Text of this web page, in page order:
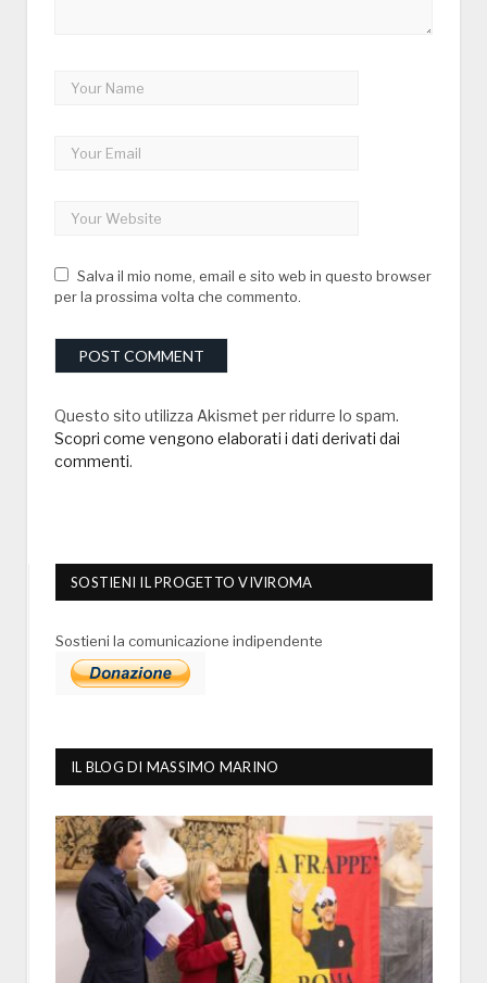
Salva il mio nome, email e sito web in questo browser
per la prossima volta che commento.
Questo sito utilizza Akismet per ridurre lo spam.
Scopri come vengono elaborati i dati derivati dai
commenti.
SOSTIENI IL PROGETTO VIVIROMA
Sostieni la comunicazione indipendente
IL BLOG DI MASSIMO MARINO